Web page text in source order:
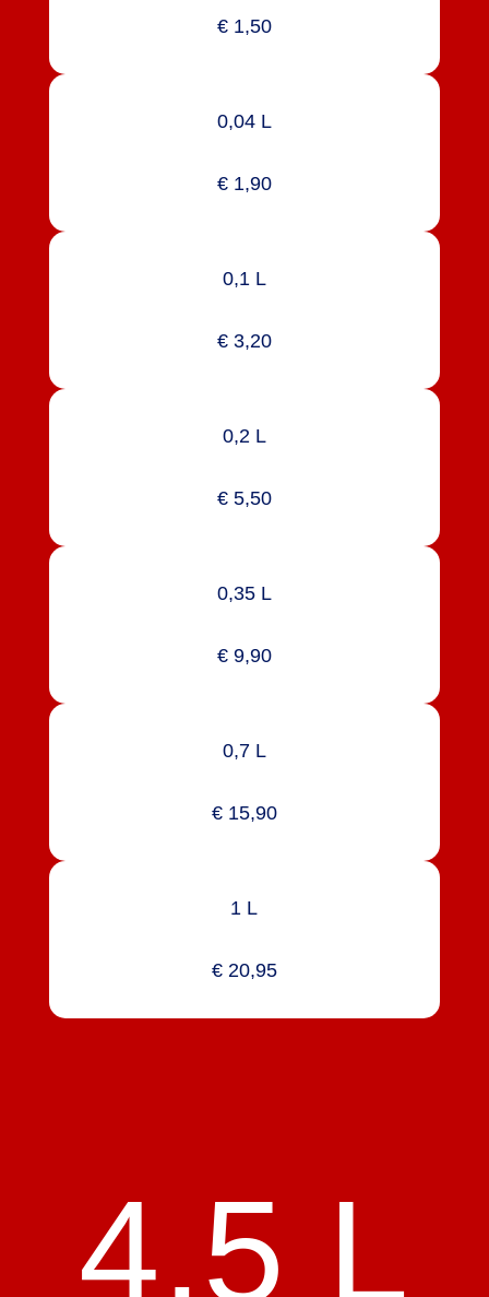
€ 1,50
0,04 L
€ 1,90
0,1 L
€ 3,20
0,2 L
€ 5,50
0,35 L
€ 9,90
0,7 L
€ 15,90
1 L
€ 20,95
4,5 L